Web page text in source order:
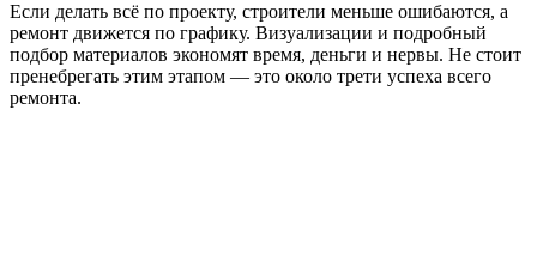
Если делать всё по проекту, строители меньше ошибаются, а
ремонт движется по графику. Визуализации и подробный
подбор материалов экономят время, деньги и нервы. Не стоит
пренебрегать этим этапом — это около трети успеха всего
ремонта.